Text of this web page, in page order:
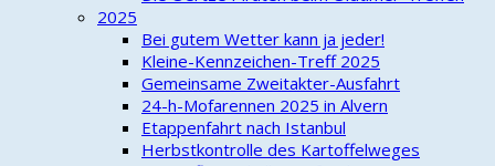
2025
Bei gutem Wetter kann ja jeder!
Kleine-Kennzeichen-Treff 2025
Gemeinsame Zweitakter-Ausfahrt
24-h-Mofarennen 2025 in Alvern
Etappenfahrt nach Istanbul
Herbstkontrolle des Kartoffelweges